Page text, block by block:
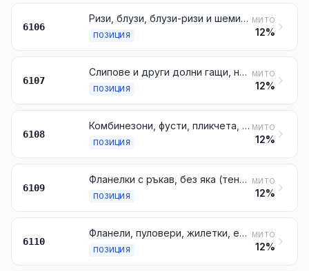
6106
Ризи, блузи, блузи-ризи и шемизетки, трикотажни или плетени, за жени или момичета
ПОЗИЦИЯ
МИТО
12%
6107
Слипове и други долни гащи, нощници, пижами, хавлии за баня, халати и подобни артикули, трикотажни или плетени, за мъже или момчета
ПОЗИЦИЯ
МИТО
12%
6108
Комбинезони, фусти, пликчета, нощници, пижами, халати, хавлии за баня, домашни роби и подобни артикули, трикотажни или плетени, за жени или момичета
ПОЗИЦИЯ
МИТО
12%
6109
Фланелки с ръкав, без яка (тениски) и долни фланелки, трикотажни или плетени
ПОЗИЦИЯ
МИТО
12%
6110
Фланели, пуловери, жилетки, елечета и подобни артикули, трикотажни или плетени
ПОЗИЦИЯ
МИТО
12%